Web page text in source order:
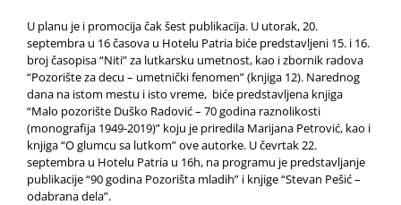
U planu je i promocija čak šest publikacija. U utorak, 20.
septembra u 16 časova u Hotelu Patria biće predstavljeni 15. i 16.
broj časopisa “Niti” za lutkarsku umetnost, kao i zbornik radova
“Pozorište za decu – umetnički fenomen” (knjiga 12). Narednog
dana na istom mestu i isto vreme, biće predstavljena knjiga
“Malo pozorište Duško Radović – 70 godina raznolikosti
(monografija 1949-2019)” koju je priredila Marijana Petrović, kao i
knjiga “O glumcu sa lutkom” ove autorke. U čevrtak 22.
septembra u Hotelu Patria u 16h, na programu je predstavljanje
publikacije “90 godina Pozorišta mladih” i knjige “Stevan Pešić –
odabrana dela”.